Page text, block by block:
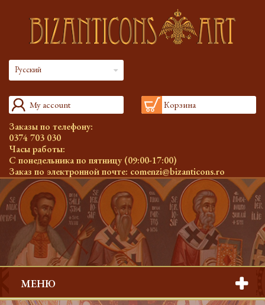
Русский
My account Корзина
Заказы по телефону:
0374 703 030
Часы работы:
С понедельника по пятницу (09:00-17:00)
Заказ по электронной почте: comenzi@bizanticons.ro
МЕНЮ